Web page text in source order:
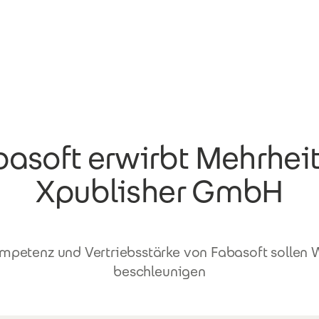
erwirbt
Xpublisher GmbH
und Vertriebsstärke von Fabasoft sollen
beschleunigen